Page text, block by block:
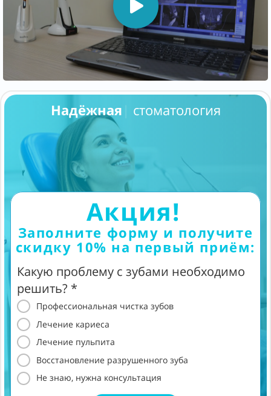
Надёж|стоматология
Акция!
Заполните форму и получите
скидку 10% на первый приём:
Какую проблему с зубами необходимо
решить? *
Профессиональная чистка зубов
Лечение кариеса
Лечение пульпита
Восстановление разрушенного зуба
Не знаю, нужна консультация